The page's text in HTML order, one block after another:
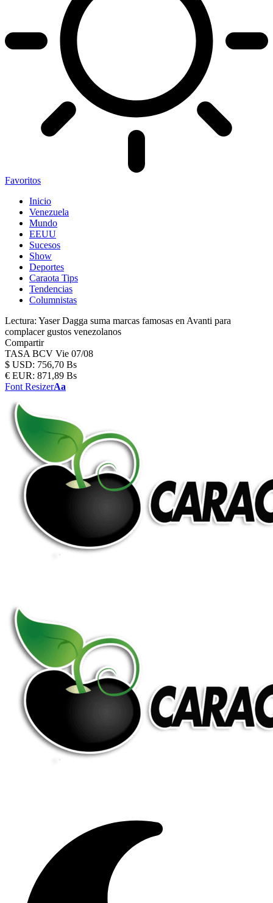
Favoritos
Inicio
Venezuela
Mundo
EEUU
Sucesos
Show
Deportes
Caraota Tips
Tendencias
Columnistas
Lectura: Yaser Dagga suma marcas famosas en Avanti para
complacer gustos venezolanos
Compartir
TASA BCV Vie 07/08
$ USD: 756,70 Bs
€ EUR: 871,89 Bs
Font ResizerAa